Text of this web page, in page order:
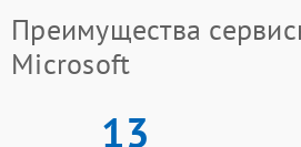
Преимущества
Microsoft
13